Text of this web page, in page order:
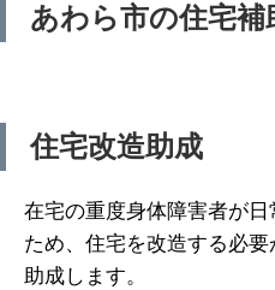
あわら市の住宅補
住宅改造助成
在宅の重度身体障害者が
ため、住宅を改造する必
助成します。